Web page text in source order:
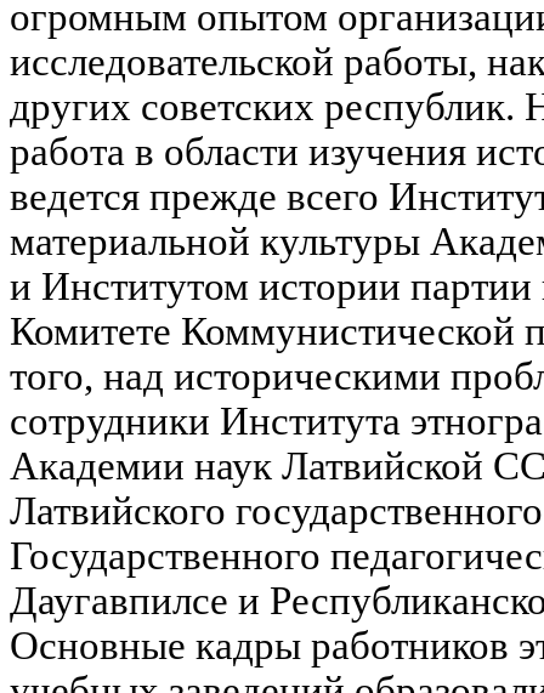
огромным опытом
исследовательской работы,
других советских республик.
работа в области изучения
ведется прежде всего
материальной культуры
и Институтом истории
Комитете Коммунистической
того, над историческими
сотрудники Института
Академии наук Латвийской
Латвийского
Государственного
Даугавпилсе и
Основные кадры работников